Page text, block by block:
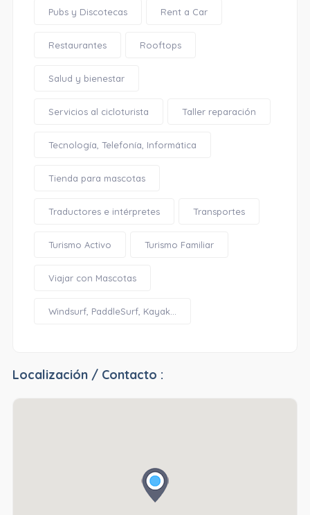
Pubs y Discotecas Rent a Car
Restaurantes Rooftops
Salud y bienestar
Servicios al cicloturista Taller reparación
Tecnología, Telefonía, Informática
Tienda para mascotas
Traductores e intérpretes Transportes
Turismo Activo Turismo Familiar
Viajar con Mascotas
Windsurf, PaddleSurf, Kayak...
Localización / Contacto :